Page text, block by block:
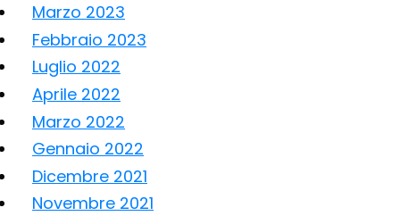
Marzo 2023
Febbraio 2023
Luglio 2022
Aprile 2022
Marzo 2022
Gennaio 2022
Dicembre 2021
Novembre 2021